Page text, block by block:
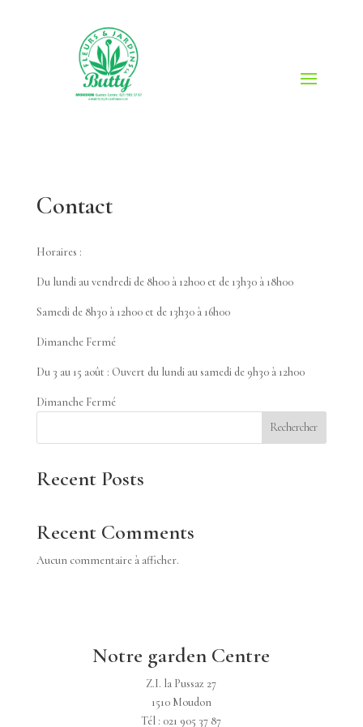
Contact
Horaires :
Du lundi au vendredi de 8h00 à 12h00 et de 13h30 à 18h00
Samedi de 8h30 à 12h00 et de 13h30 à 16h00
Dimanche Fermé
Du 3 au 15 août : Ouvert du lundi au samedi de 9h30 à 12h00
Dimanche Fermé
Rechercher
Recent Posts
Recent Comments
Aucun commentaire à afficher.
Notre garden Centre
Z.I. la Pussaz 27
1510 Moudon
Tél : 021 905 37 87